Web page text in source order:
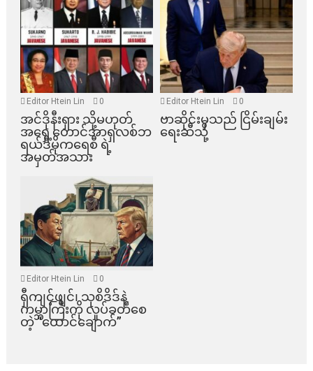
Editor Htein Lin 0
အင်ဒိုနီးရှား သို့မဟုတ်
အရှေ့တောင်အာရှလစ်ဘ
ရယ်ဒီမိုကရေစီ ရဲ့
အမှတ်အသား
Editor Htein Lin 0
ဗာဆိုင်းမှသည် ငြိမ်းချမ်း
ရေးဆီသို့
Editor Htein Lin 0
ရှီကျင့်ဖျင်၊ သုစိဒိဒ်နဲ့
ကမ္ဘာကြီးကို လှုပ်ခတ်စေ
တဲ့ “ထောင်ချောက်”